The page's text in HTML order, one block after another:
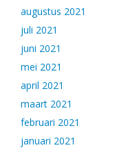
augustus 2021
juli 2021
juni 2021
mei 2021
april 2021
maart 2021
februari 2021
januari 2021